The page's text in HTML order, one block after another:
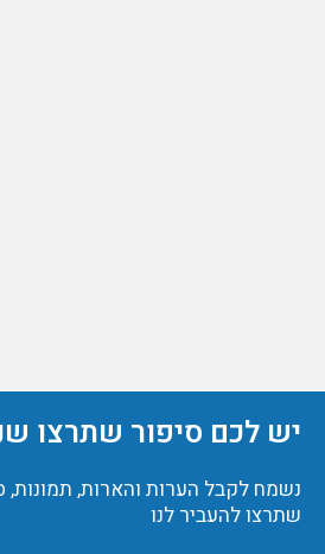
יש לכם סיפור שתרצו
נשמח לקבל הערות והארות, תמונות,
שתרצו להעביר לנו